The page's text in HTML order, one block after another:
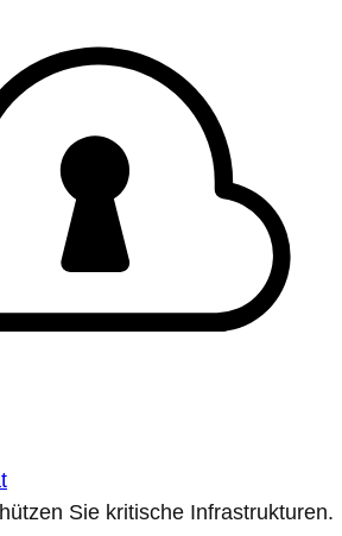
Sie kritische Infrastrukturen.